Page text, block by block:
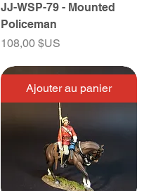
JJ-WSP-79 - Mounted
Policeman
Prix
108,00 $US
Ajouter au panier